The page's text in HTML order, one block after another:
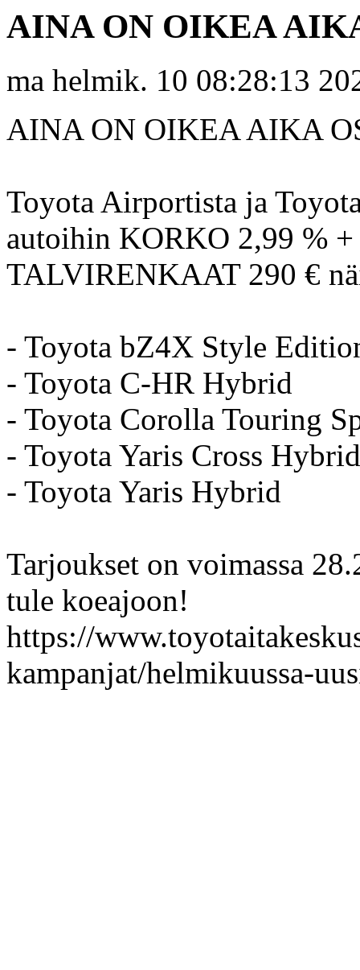
AINA ON OIKEA
ma helmik. 10 08:28:13
AINA ON OIKEA AIKA
Toyota Airportista ja
autoihin KORKO 2,99 %
TALVIRENKAAT 290 €
- Toyota bZ4X Style
- Toyota C-HR Hybrid
- Toyota Corolla Touring
- Toyota Yaris Cross Hybrid
- Toyota Yaris Hybrid
Tarjoukset on voimassa
tule koeajoon!
https://
kampanjat/helmikuussa-